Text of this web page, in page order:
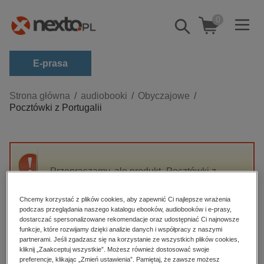
Pokaż/schowaj
wyszukiwarkę
0
E-prasa
Kategorie
Zobacz wszystkie E-prasa
budownictwo, aranżacja wnętrz
darmowe wydania
edukacja
hobby, sport, rozrywka
komputery, internet, technologie, informatyka
Strona główna audiobooki
Obyczajowe
Pocztówki z Portugalii
Przepraszamy, ale produkt „Pocztówki z
High-contrast mode
Polecane
Chcemy korzystać z plików cookies, aby zapewnić Ci najlepsze wrażenia
podczas przeglądania naszego katalogu ebooków, audiobooków i e-prasy,
dostarczać spersonalizowane rekomendacje oraz udostępniać Ci najnowsze
funkcje, które rozwijamy dzięki analizie danych i współpracy z naszymi
partnerami. Jeśli zgadzasz się na korzystanie ze wszystkich plików cookies,
kliknij „Zaakceptuj wszystkie”. Możesz również dostosować swoje
preferencje, klikając „Zmień ustawienia”. Pamiętaj, że zawsze możesz